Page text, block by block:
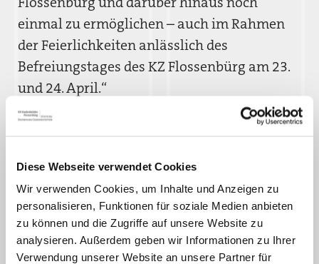
Diese Webseite verwendet Cookies
Wir verwenden Cookies, um Inhalte und Anzeigen zu
personalisieren, Funktionen für soziale Medien anbieten
zu können und die Zugriffe auf unsere Website zu
analysieren. Außerdem geben wir Informationen zu Ihrer
Verwendung unserer Website an unsere Partner für
einmal zu ermöglichen – auch im Rahmen
der Feierlichkeiten anlässlich des
Befreiungstages des KZ Flossenbürg am 23.
und 24. April.“
Die SICHTUNG IV ist eine Kunstinstallation
Neumaier. Die Skulptur besteht aus 13
stählernen Kuben. Im Inneren führt eine
Treppe mit insgesamt 156 Stufen über mehr
als 30 Höhenmeter bis zur
Aussichtsplattform auf der obersten Ebene.